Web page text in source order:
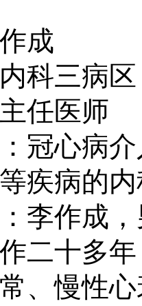
成
三病区
任医师
心病介
疾病的
作成，
二十多
、慢性